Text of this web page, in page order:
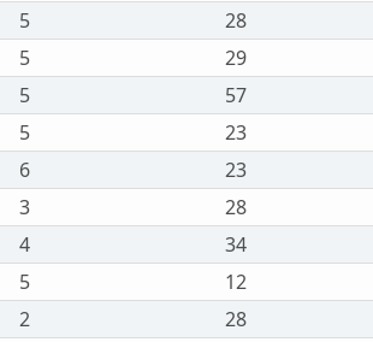
5 28
5 29
5 57
5 23
6 23
3 28
4 34
5 12
2 28